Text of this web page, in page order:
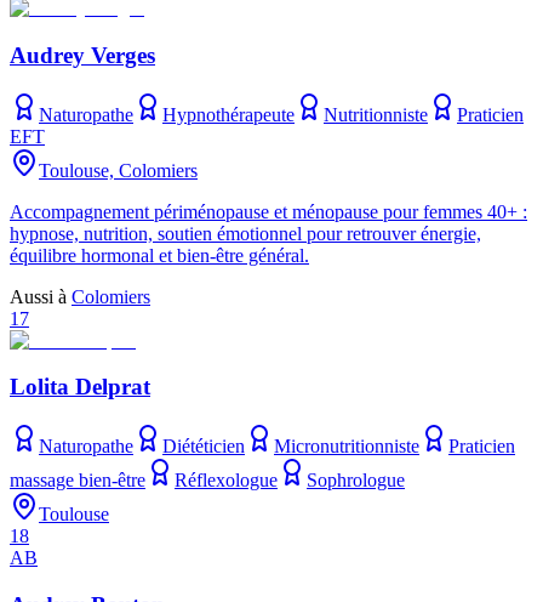
Audrey Verges
Naturopathe Hypnothérapeute Nutritionniste
Praticien
EFT
Toulouse, Colomiers
Accompagnement périménopause et ménopause pour femmes 40+ :
hypnose, nutrition, soutien émotionnel pour retrouver énergie,
équilibre hormonal et bien-être général.
Aussi à Colomiers
17
Lolita Delprat
Naturopathe Diététicien Micronutritionniste
Praticien
massage bien-être
Réflexologue
Sophrologue
Toulouse
18
AB